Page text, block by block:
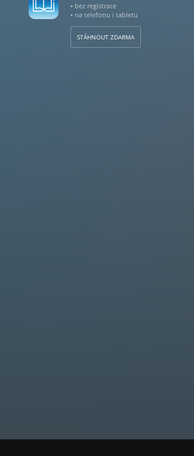
• bez registrace
• na telefonu i tabletu
STÁHNOUT ZDARMA